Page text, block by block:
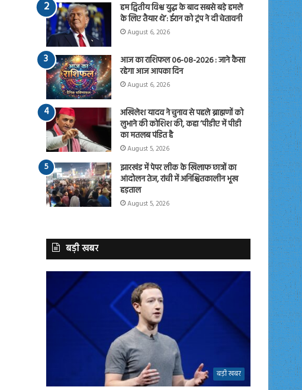
हम द्वितीय विश्व युद्ध के बाद सबसे बड़े हमले
के लिए तैयार थे’: ईरान को ट्रंप ने दी चेतावनी
August 6, 2026
आज का राशिफल 06-08-2026 : जाने कैसा
रहेगा आज आपका दिन
August 6, 2026
अखिलेश यादव ने चुनाव से पहले ब्राह्मणों को
लुभाने की कोशिश की, कहा ‘पीडीए में पीडी
का मतलब पंडित है
August 5, 2026
झारखंड में पेपर लीक के खिलाफ छात्रों का
आंदोलन तेज, रांची में अनिश्चितकालीन भूख
हड़ताल
August 5, 2026
बड़ी खबर
बड़ी खबर